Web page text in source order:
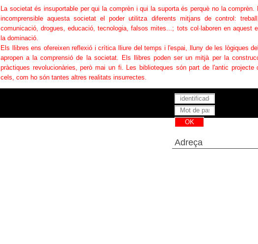
La societat és insuportable per qui la comprèn i qui la suporta és perquè no la comprèn.
incomprensible aquesta societat el poder utilitza diferents mitjans de control:
comunicació, drogues, educació, tecnologia, falsos mites...; tots col·laboren en aquest
la dominació.
Els llibres ens ofereixen reflexió i crítica lliure del temps i l'espai, lluny de les lògiques
apropen a la comprensió de la societat. Els llibres poden ser un mitjà per la
pràctiques revolucionàries, però mai un fi. Les biblioteques són part de l'antic projecte
cels, com ho són tantes altres realitats insurrectes.
Adreça